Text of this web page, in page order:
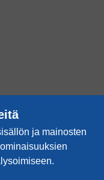
ja mainosten